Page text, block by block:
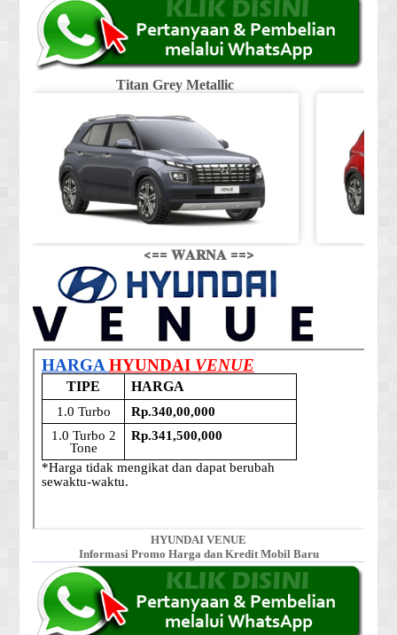
Titan Grey Metallic
<== 𝐖𝐀𝐑𝐍𝐀 ==>
HYUNDAI VENUE
Informasi Promo Harga dan Kredit Mobil Baru